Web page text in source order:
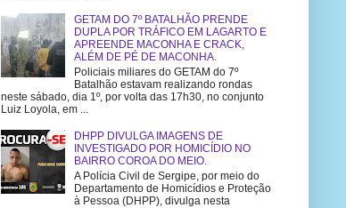
GETAM DO 7º BATALHÃO PRENDE
DUPLA POR TRÁFICO EM LAGARTO E
APREENDE MACONHA E CRACK,
ALÉM DE PÉ DE MACONHA.
Policiais miliares do GETAM do 7º
Batalhão estavam realizando rondas
neste sábado, dia 1º, por volta das 17h30, no conjunto
Luiz Loyola, em ...
DHPP DIVULGA IMAGENS DE
INVESTIGADO POR HOMICÍDIO NO
BAIRRO COROA DO MEIO.
A Polícia Civil de Sergipe, por meio do
Departamento de Homicídios e Proteção
à Pessoa (DHPP), divulga nesta